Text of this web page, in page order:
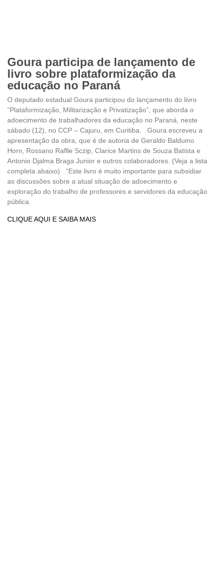
Goura participa de lançamento de
livro sobre plataformização da
educação no Paraná
O deputado estadual Goura participou do lançamento do livro
“Plataformização, Militarização e Privatização”, que aborda o
adoecimento de trabalhadores da educação no Paraná, neste
sábado (12), no CCP – Cajuru, em Curitiba. Goura escreveu a
apresentação da obra, que é de autoria de Geraldo Balduino
Horn, Rossano Raflle Sczip, Clarice Martins de Souza Batista e
Antonio Djalma Braga Junior e outros colaboradores. (Veja a lista
completa abaixo) “Este livro é muito importante para subsidiar
as discussões sobre a atual situação de adoecimento e
exploração do trabalho de professores e servidores da educação
pública
CLIQUE AQUI E SAIBA MAIS